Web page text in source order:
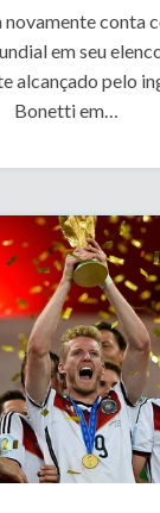
novamente conta
em seu
alcançado pelo
Bonetti em…